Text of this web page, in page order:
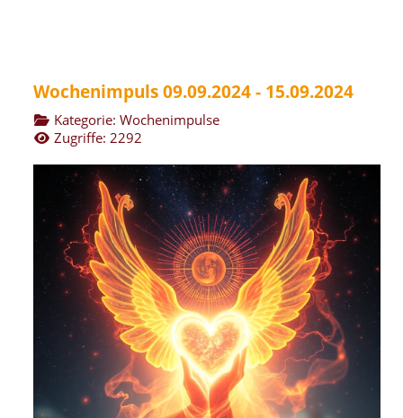
Wochenimpuls 09.09.2024 - 15.09.2024
Kategorie: Wochenimpulse
Zugriffe: 2292